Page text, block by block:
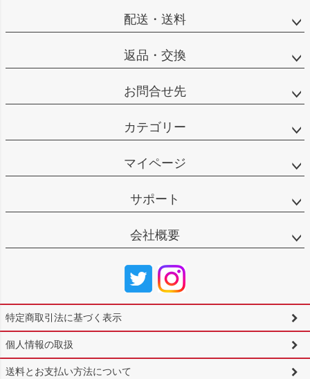
配送・送料
返品・交換
お問合せ先
カテゴリー
マイページ
サポート
会社概要
特定商取引法に基づく表示
個人情報の取扱
送料とお支払い方法について